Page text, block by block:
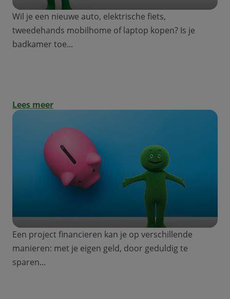
Wil je een nieuwe auto, elektrische fiets,
tweedehands mobilhome of laptop kopen? Is je
badkamer toe...
Lees meer
Een project financieren kan je op verschillende
manieren: met je eigen geld, door geduldig te
sparen...